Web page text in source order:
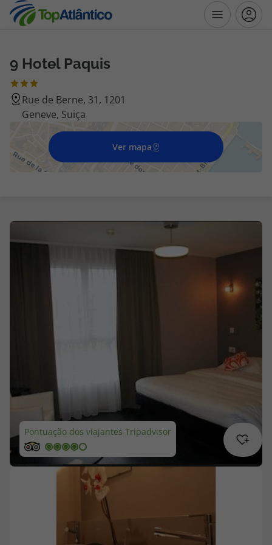
Destinos
Voos
Hotéis
Voos + Hotel
Escapadinhas
Cruzeiros
Especialistas
Cheque Viagem
Rede de Lojas
Blog TopViagens
9 Hotel Paquis
Rue de Berne, 31, 1201
Geneve, Suiça
Ver mapa
Pontuação dos viajantes Tripadvisor